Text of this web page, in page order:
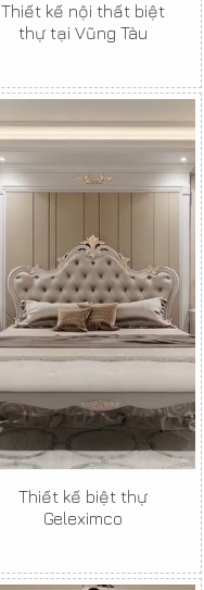
Thiết kế nội thất biệt
thự tại Vũng Tàu
Thiết kế biệt thự
Geleximco